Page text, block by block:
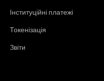
Інституційні платежі
Токенізація
Звіти